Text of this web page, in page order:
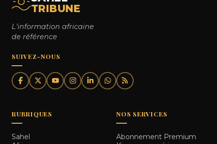
TRIBUNE
L'information africaine
de référence
SUIVEZ-NOUS
RUBRIQUES
Sahel
NOS SERVICES
Abonnement Premium